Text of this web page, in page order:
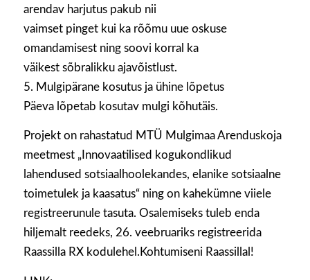
arendav harjutus pakub nii
vaimset pinget kui ka rõõmu uue oskuse
omandamisest ning soovi korral ka
väikest sõbralikku ajavõistlust.
5. Mulgipärane kosutus ja ühine lõpetus
Päeva lõpetab kosutav mulgi kõhutäis.
Projekt on rahastatud MTÜ Mulgimaa Arenduskoja
meetmest „Innovaatilised kogukondlikud
lahendused sotsiaalhoolekandes, elanike sotsiaalne
toimetulek ja kaasatus“ ning on kahekümne viiele
registreerunule tasuta. Osalemiseks tuleb enda
hiljemalt reedeks, 26. veebruariks registreerida
Raassilla RX kodulehel.Kohtumiseni Raassillal!